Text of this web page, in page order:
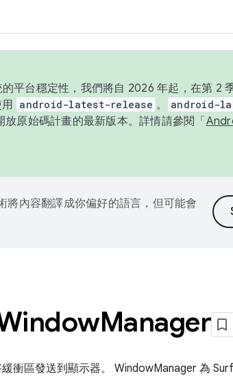
平台穩定性，我們將自 2026 年起，在第 2
android-latest-release 。 android-
原始碼計畫的最新版本。詳情請參閱「
將內容翻譯成你偏好的語言，但可能會
Manager
衝區發送到顯示器。 WindowManager 為